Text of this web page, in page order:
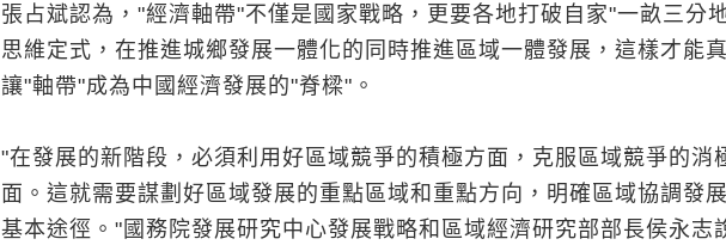
張占斌認為，"經濟軸帶"不僅是國家戰略，更要各地打破自家"一畝三分
思維定式，在推進城鄉發展一體化的同時推進區域一體發展，這樣才能
讓"軸帶"成為中國經濟發展的"脊樑"。
"在發展的新階段，必須利用好區域競爭的積極方面，克服區域競爭的消
面。這就需要謀劃好區域發展的重點區域和重點方向，明確區域協調發
基本途徑。"國務院發展研究中心發展戰略和區域經濟研究部部長侯永志